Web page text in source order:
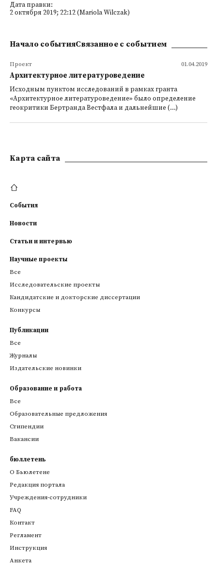
Дата правки:
2 октября 2019; 22:12 (Mariola Wilczak)
Начало событияСвязанное с событием
01.04.2019
Проект
Архитектурное литературоведение
Исходным пунктом исследований в рамках гранта
«Архитектурное литературoведение» было определение
геокритики Бертранда Вестфала и дальнейшие (...)
Kарта сайта
События
Новости
Статьи и интервью
Научные проекты
Все
Исследовательские проекты
Кандидатские и докторские диссертации
Конкурсы
Публикации
Все
Журналы
Издательские новинки
Образование и работа
Все
Образовательные предложения
Стипендии
Вакансии
бюллетень
О Бьюлетене
Редакция портала
Учреждения-сотрудники
FAQ
Контакт
Регламент
Инструкция
Анкета